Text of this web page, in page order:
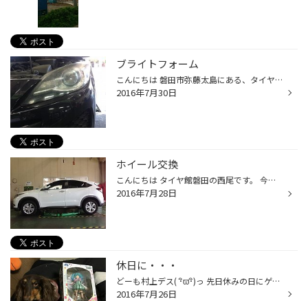
ブライトフォーム
こんにちは 磐田市弥藤太島にある、タイヤ館磐田です。 ブライトフォームを紹介します。 ヘッドライトに、ブライトフォームを吹き付けて磨くだけヘッドライトがキレイに なるスプレーです。 曇っていたヘッドライトに使ってみたので、見て下さい。 写真は、ブライトフォームを使う前と後です。 使用...
2016年7月30日
ホイール交換
こんにちは タイヤ館磐田の西尾です。 今日、自分のタイヤとホイールを交換しました。 タイヤは、215/55Ｒ17のレグノＧＲ－ＸＩ ホイールは、ＳＳＲ ＧＴＶ０２ ＦＢ（ﾌﾗｯﾄﾌﾞﾗｯｸ）です。 まだ、変えてから道路を走行していないのでタイヤの感想は言えないですが、 ホイールが変わった事で、以前より...
2016年7月28日
休日に・・・
どーも村上デス( ･ิϖ･ิ)っ 先日休みの日にゲームセンターに行ってきました( ͒ ु•·̫• ू ͒) ♡ 最近UFOキャッチャーをよくやるのでいろいろ獲るのですがその中でも嬉しかったのがこの初音ミクにフィギュアです(੭ ˃̣̣̥ ω˂̣̣̥)੭ु⁾⁾ ちなみに一緒に写っている子は家の愛犬です( ᵅั ᴈ ᵅั;)～♬ 最近ライブを...
2016年7月26日